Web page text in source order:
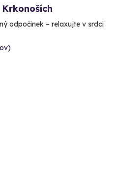
odpočinek – relaxujte v srdci